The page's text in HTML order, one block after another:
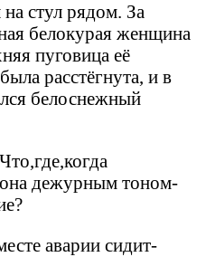
стул рядом. За
белокурая женщина
пуговица её
расстёгнута, и в
белоснежный
она дежурным тоном-
аварии сидит-